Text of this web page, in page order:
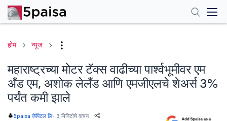
होम न्यूज
महाराष्ट्रच्या मोटर टॅक्स वाढीच्या पार्श्वभूमीवर एम
अँड एम, अशोक लेलँड आणि एमजीएलचे शेअर्स 3%
पर्यंत कमी झाले
5paisa कॅपिटल लि- 3 मिनिटांचे वाचन